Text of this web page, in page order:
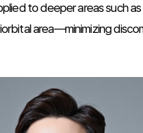
to deeper areas such
area—minimizing